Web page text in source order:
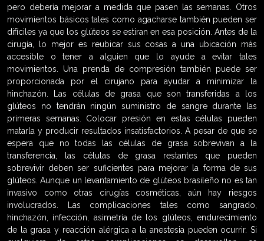
pero debería mejorar a medida que pasen las semanas. Otros
movimientos básicos tales como agacharse también pueden ser
difíciles ya que los glúteos se estiran en esa posición. Antes de la
cirugía, lo mejor es reubicar sus cosas a una ubicación más
accesible o tener a alguien que lo ayude a evitar tales
movimientos. Una prenda de compresión también puede ser
proporcionada por el cirujano para ayudar a minimizar la
hinchazón. Las células de grasa que son transferidas a los
glúteos no tendrán ningún suministro de sangre durante las
primeras semanas. Colocar presión en estas células pueden
matarla y producir resultados insatisfactorios. A pesar de que se
espera que no todas las células de grasa sobrevivan a la
transferencia, las células de grasa restantes que pueden
sobrevivir deben ser suficientes para mejorar la forma de sus
glúteos. Aunque un levantamiento de glúteos brasileño no es tan
invasivo como otras cirugías cosméticas, aún hay riesgos
involucrados. Las complicaciones tales como sangrado,
hinchazón, infección, asimetría de los glúteos, endurecimiento
de la grasa y reacción alérgica a la anestesia pueden ocurrir. Si